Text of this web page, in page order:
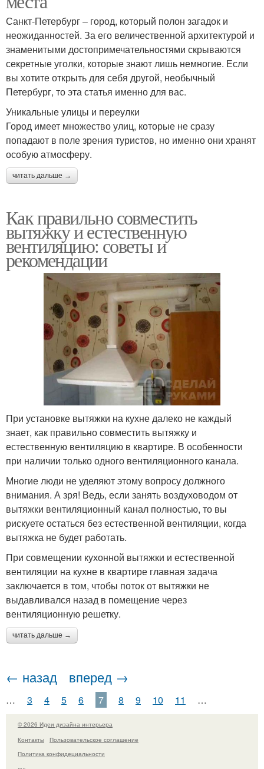
Санкт-Петербург – город, который полон загадок и
неожиданностей. За его величественной архитектурой и
знаменитыми достопримечательностями скрываются
секретные уголки, которые знают лишь немногие. Если
вы хотите открыть для себя другой, необычный
Петербург, то эта статья именно для вас.
Уникальные улицы и переулки
Город имеет множество улиц, которые не сразу
попадают в поле зрения туристов, но именно они хранят
особую атмосферу.
читать дальше →
Как правильно совместить
вытяжку и естественную
вентиляцию: советы и
рекомендации
При установке вытяжки на кухне далеко не каждый
знает, как правильно совместить вытяжку и
естественную вентиляцию в квартире. В особенности
при наличии только одного вентиляционного канала.
Многие люди не уделяют этому вопросу должного
внимания. А зря! Ведь, если занять воздуховодом от
вытяжки вентиляционный канал полностью, то вы
рискуете остаться без естественной вентиляции, когда
вытяжка не будет работать.
При совмещении кухонной вытяжки и естественной
вентиляции на кухне в квартире главная задача
заключается в том, чтобы поток от вытяжки не
выдавливался назад в помещение через
вентиляционную решетку.
читать дальше →
← назад вперед →
… 3 4 5 6 7 8 9 10 11 …
© 2026 Идеи дизайна интерьера
Контакты
Пользовательское соглашение
Политика конфидециальности